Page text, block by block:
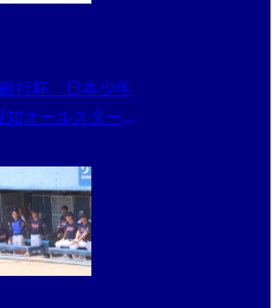
行杯 日本少年
オールスター